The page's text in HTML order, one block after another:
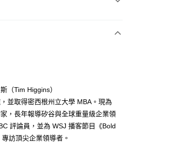
（Tim Higgins）
並取得密西根州立大學 MBA。現為
，長年報導矽谷與全球重量級企業領
評論員，並為 WSJ 播客節目《Bold
訪頂尖企業領導者。